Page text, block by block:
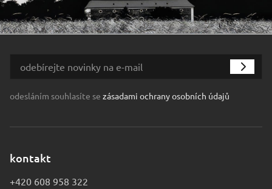
odesláním souhlasíte se zásadami ochrany osobních údajů
kontakt
+420 608 958 322